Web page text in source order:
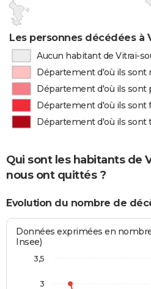
Les personnes décédées à
Aucun habitant de Vitrai-
Département d'où ils sont
Département d'où ils sont
Département d'où ils
Département d'où ils sont
Qui sont les habitants de
nous ont quittés ?
Evolution du nombre de
Données exprimées en
Insee)
3
3,5